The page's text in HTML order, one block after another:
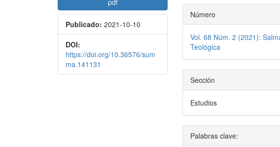
Publicado: 2021-10-10
DOI:
https://doi.org/10.36576/sum
ma.141131
Número
Vol. 68 Núm. 2 (2021):
Teológica
Sección
Estudios
Palabras clave: